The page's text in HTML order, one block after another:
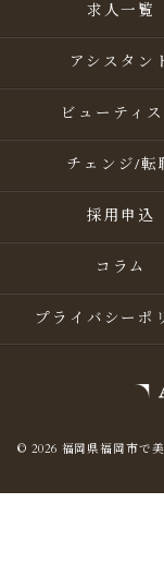
求人一覧
アシスタン
ビューティス
チェンジ/転
採用申込
コラム
プライバシーポ
© 2026 福岡県福岡市で